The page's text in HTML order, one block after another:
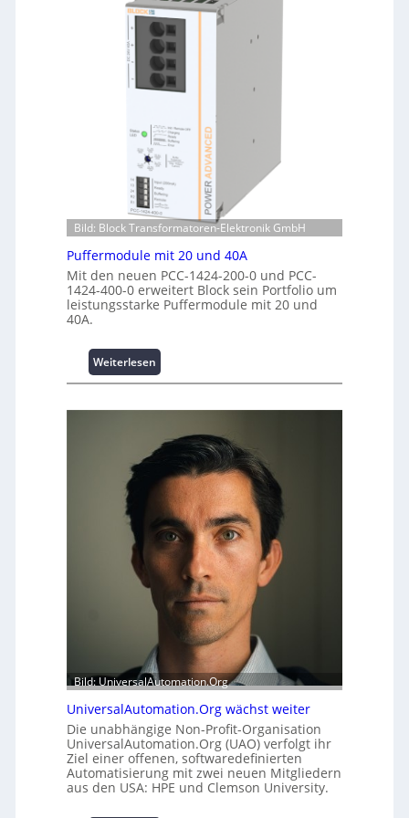
m
a
n
t
e
r
e
c
h
e
n
z
e
t
r
e
h
u
n
g
f
C
r
i
m
p
w
e
r
k
z
e
n
e
r
g
I
n
v
e
s
t
i
t
i
o
n
c
e
h
t
a
t
b
a
u
h
e
m
m
n
i
Bild: Block Transformatoren-Elektronik GmbH
Puffermodule mit 20 und 40A
Mit den neuen PCC-1424-200-0 und PCC-
1424-400-0 erweitert Block sein Portfolio um
leistungsstarke Puffermodule mit 20 und
40A.
Weiterlesen
P
f
e
m
d
u
l
e
i
0
u
n
d
4
0
A
Bild: UniversalAutomation.Org
UniversalAutomation.Org wächst weiter
Die unabhängige Non-Profit-Organisation
UniversalAutomation.Org (UAO) verfolgt ihr
Ziel einer offenen, softwaredefinierten
Automatisierung mit zwei neuen Mitgliedern
aus den USA: HPE und Clemson University.